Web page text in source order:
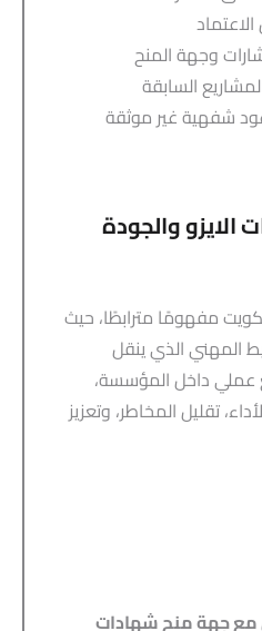
وجهة المنح
السابقة
شفهية غير موثقة
الايزو والجودة
مفهومًا مترابطًا، حيث
المهني الذي ينقل
عملي داخل المؤسسة،
تقليل المخاطر، وتعزيز
جهة منح شهادات